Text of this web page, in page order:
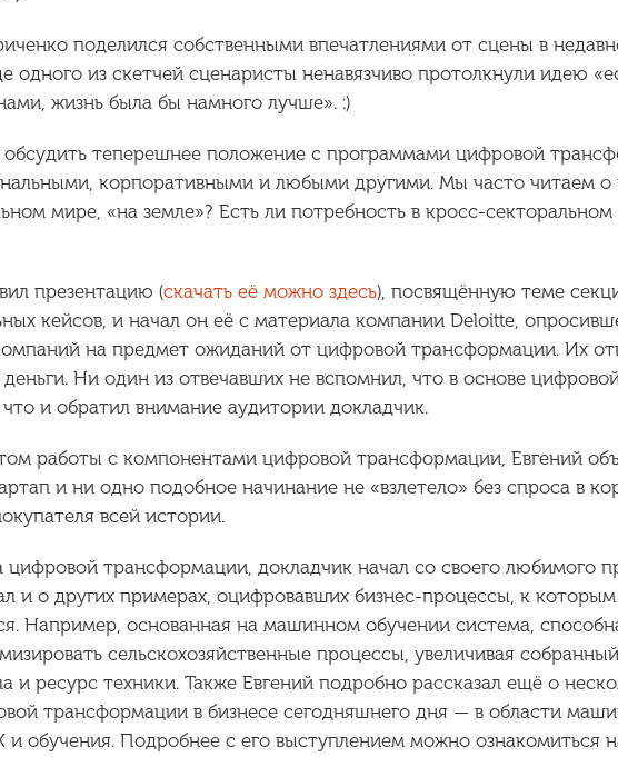
поделился собственными впечатлениями от сцены в
одного из скетчей сценаристы ненавязчиво протолкнули идею
жизнь была бы намного лучше». :)
теперешнее положение с программами цифровой
корпоративными и любыми другими. Мы часто читаем о
мире, «на земле»? Есть ли потребность в кросс-
презентацию (скачать её можно здесь), посвящённую теме
кейсов, и начал он её с материала компании Deloitte,
на предмет ожиданий от цифровой трансформации. Их
Ни один из отвечавших не вспомнил, что в основе
и обратил внимание аудитории докладчик.
работы с компонентами цифровой трансформации, Евгений
и ни одно подобное начинание не «взлетело» без спроса в
всей истории.
цифровой трансформации, докладчик начал со своего любимого
и о других примерах, оцифровавших бизнес-процессы, к
Например, основанная на машинном обучении система,
сельскохозяйственные процессы, увеличивая
и ресурс техники. Также Евгений подробно рассказал ещё о
трансформации в бизнесе сегодняшнего дня — в области
обучения. Подробнее с его выступлением можно ознакомиться